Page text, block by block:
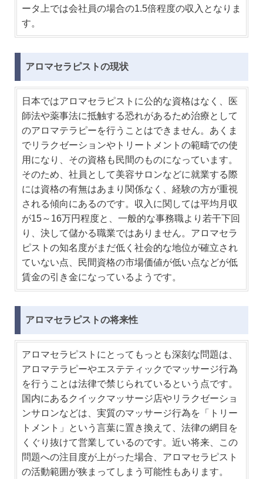
ータ上では会社員の場合の1.5倍程度の収入となりま
す。
アロマセラピストの現状
日本ではアロマセラピストに公的な資格はなく、医
師法や薬事法に抵触する恐れがあるため治療として
のアロマテラピーを行うことはできません。あくま
でリラクゼーションやトリートメントの範疇での使
用になり、その資格も民間のものになっています。
そのため、社員として美容サロンなどに就業する際
には資格の有無はあまり関係なく、経験の方が重視
される傾向にあるのです。収入に関しては平均月収
が15～16万円程度と、一般的な事務職より若干下回
り、決して儲かる職業ではありません。アロマセラ
ピストの知名度がまだ低く社会的な地位が確立され
ていない点、民間資格の市場価値が低い点などが低
賃金の引き金になっているようです。
アロマセラピストの将来性
アロマセラピストにとってもっとも深刻な問題は、
アロマテラピーやエステティックでマッサージ行為
を行うことは法律で禁じられているという点です。
国内にあるクイックマッサージ店やリラクゼーショ
ンサロンなどは、実質のマッサージ行為を「トリー
トメント」という言葉に置き換えて、法律の網目を
くぐり抜けて営業しているのです。近い将来、この
問題への注目度が上がった場合、アロマセラピスト
の活動範囲が狭まってしまう可能性もあります。